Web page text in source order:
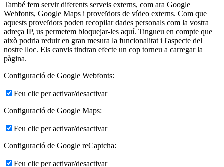
També fem servir diferents serveis externs, com ara Google
Webfonts, Google Maps i proveïdors de vídeo externs. Com que
aquests proveïdors poden recopilar dades personals com la vostra
adreça IP, us permetem bloquejar-les aquí. Tingueu en compte que
això podria reduir en gran mesura la funcionalitat i l'aspecte del
nostre lloc. Els canvis tindran efecte un cop torneu a carregar la
pàgina.
Configuració de Google Webfonts:
Feu clic per activar/desactivar
Configuració de Google Maps:
Feu clic per activar/desactivar
Configuració de Google reCaptcha:
Feu clic per activar/desactivar